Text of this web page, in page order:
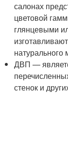
салонах
цветовой
глянцевыми
ДВП —
стенок и